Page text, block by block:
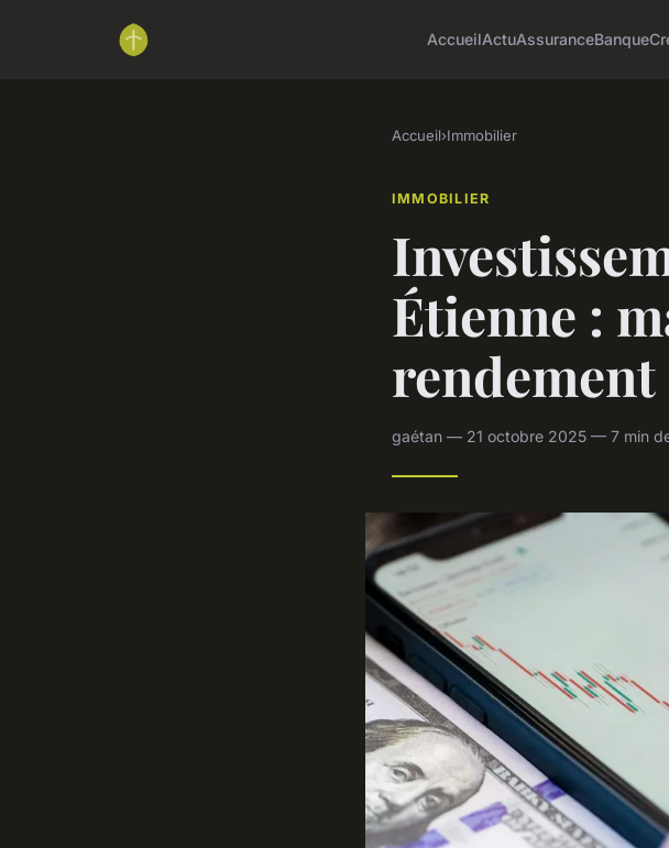
AccueilActuAssuranceBanque
Accueil›Immobilier
IMMOBILIER
Étienne :
rendement
gaétan — 21 octobre 2025 — 7 min